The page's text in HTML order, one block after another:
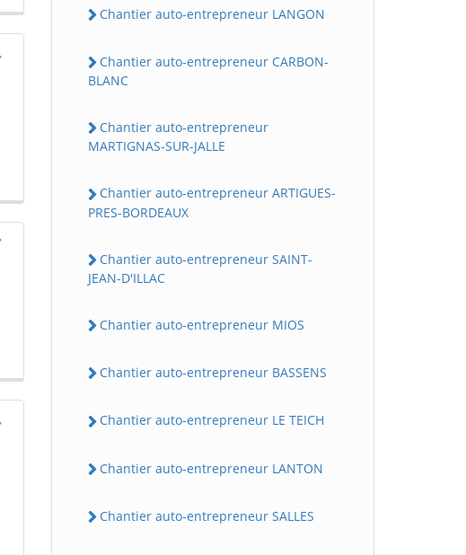
Chantier auto-entrepreneur LANGON
Chantier auto-entrepreneur CARBON-
BLANC
Chantier auto-entrepreneur
MARTIGNAS-SUR-JALLE
Chantier auto-entrepreneur ARTIGUES-
PRES-BORDEAUX
Chantier auto-entrepreneur SAINT-
JEAN-D'ILLAC
Chantier auto-entrepreneur MIOS
Chantier auto-entrepreneur BASSENS
Chantier auto-entrepreneur LE TEICH
Chantier auto-entrepreneur LANTON
Chantier auto-entrepreneur SALLES